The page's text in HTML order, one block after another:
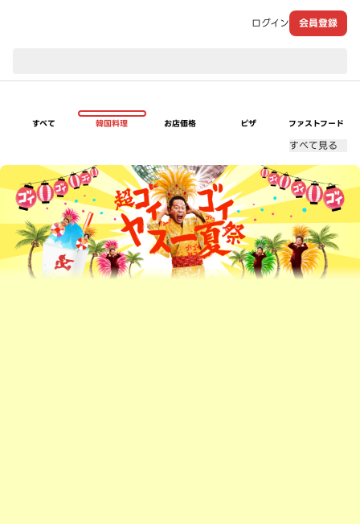
ログイン 会員登録
すべて 韓国料理 お店価格 ピザ ファストフード
すべて見る
超ゴイゴイヤスー夏祭